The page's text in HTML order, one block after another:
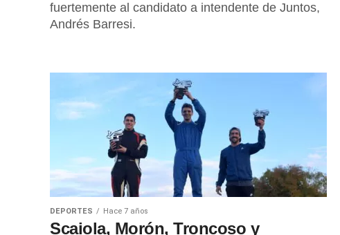
fuertemente al candidato a intendente de Juntos,
Andrés Barresi.
DEPORTES Hace 7 años
Scaiola, Morón, Troncoso y